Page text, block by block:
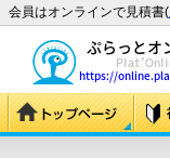
会員はオンラインで見積書(